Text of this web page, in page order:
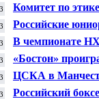
Комитет по
рассмотреть
Широкова
Российские
хоккеистам
В чемпионате
«Бостон»
ЦСКА в
выход из
Российский